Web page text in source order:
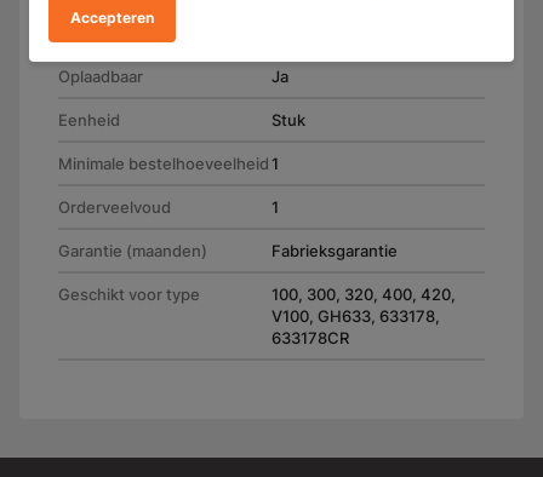
Gewicht (g)
Oplaadbaar Ja
Eenheid Stuk
Minimale bestelhoeveelheid1
Orderveelvoud 1
Garantie (maanden) Fabrieksgarantie
Geschikt voor type
100, 300, 320, 400, 420,
V100, GH633, 633178,
633178CR
Accepteren